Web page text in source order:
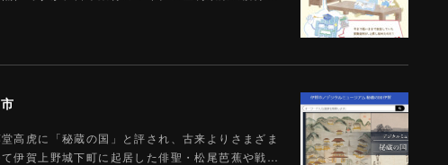
高虎に「秘蔵の国」と評され、古来よりさまざま
伊賀上野城下町に起居した俳聖・松尾芭蕉や戦…